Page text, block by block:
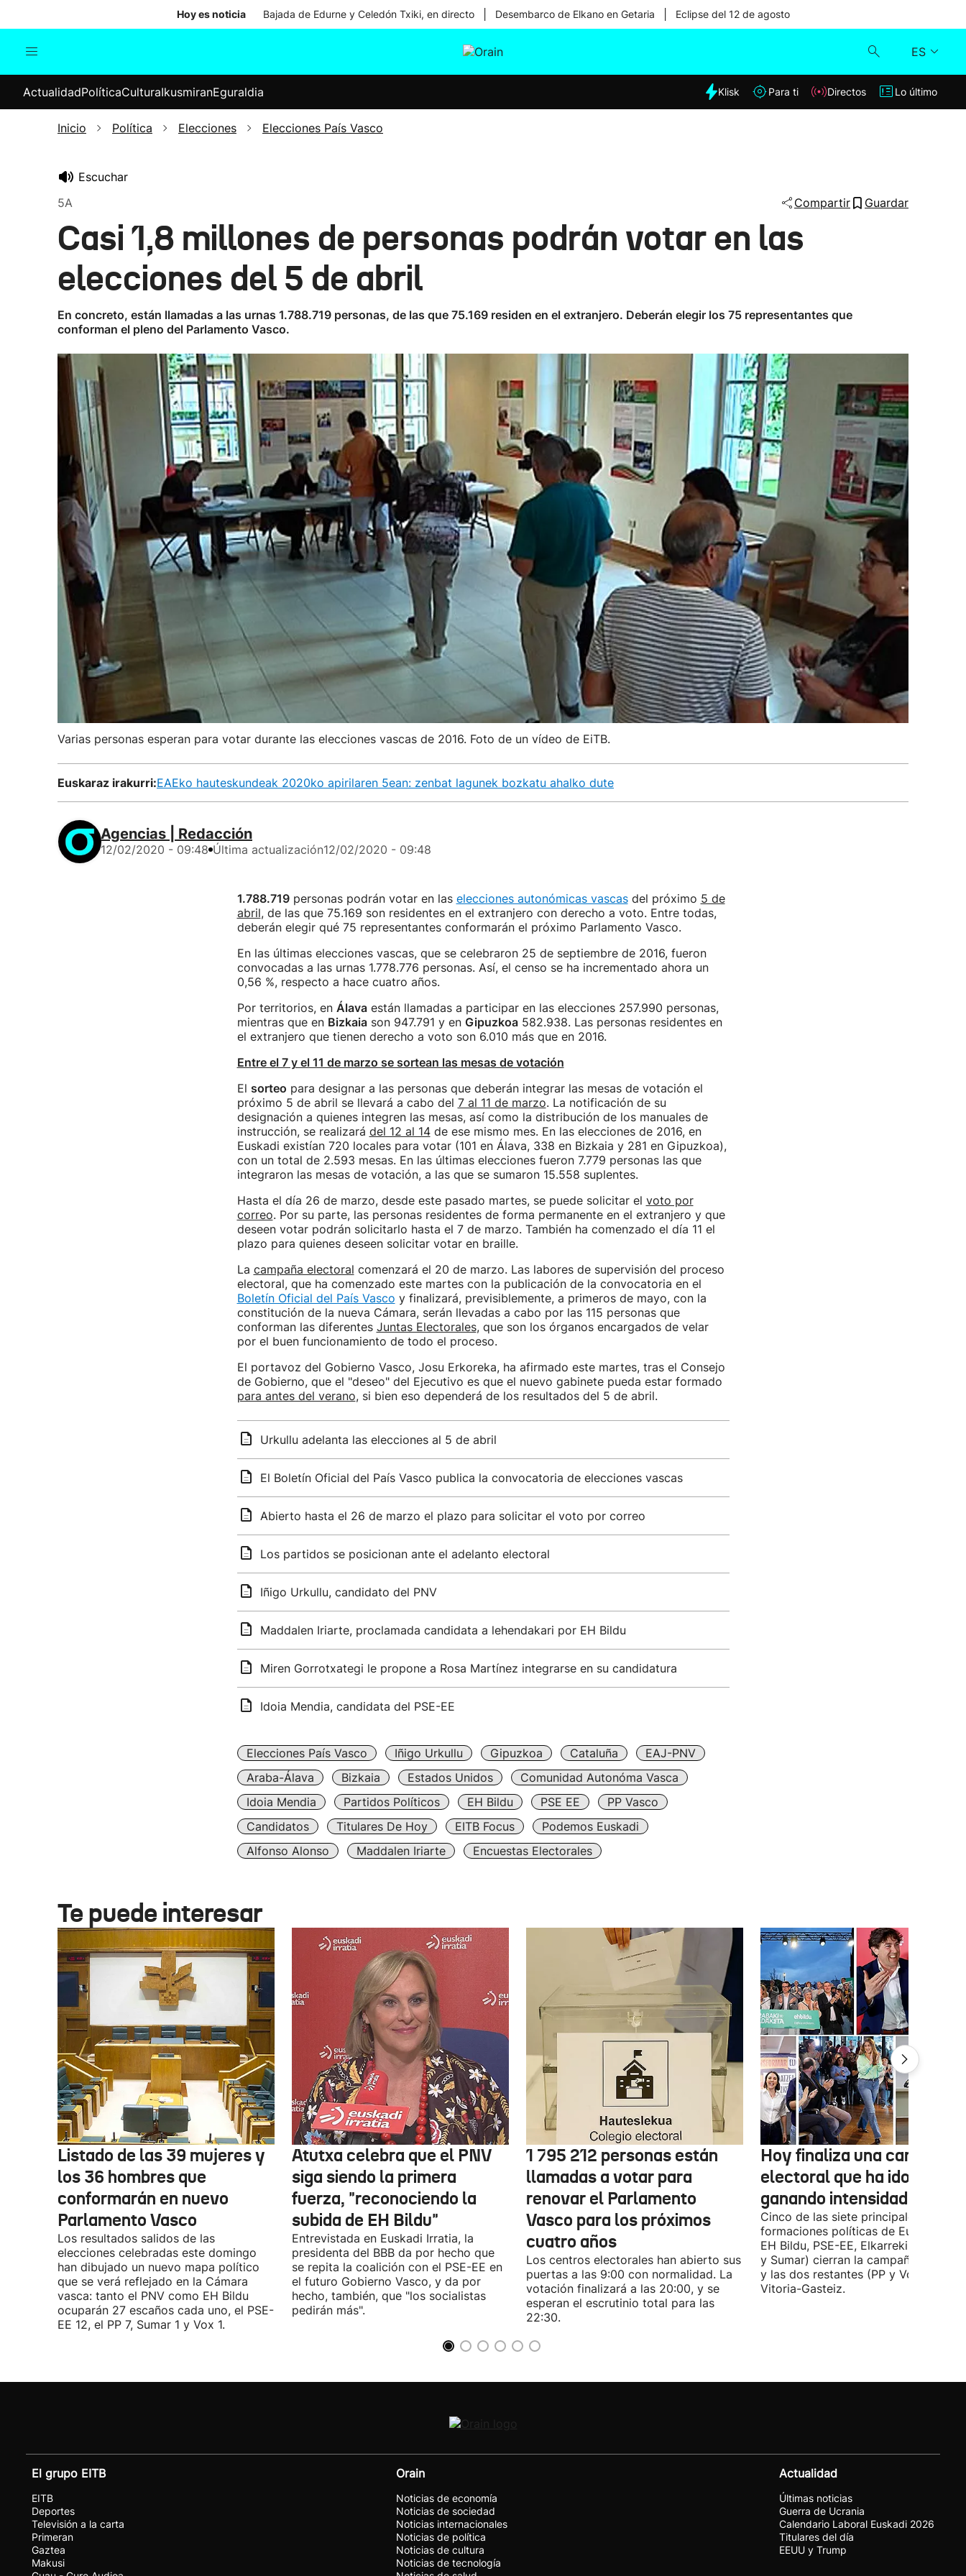
Hoy es noticia Bajada de Edurne y Celedón Txiki, en directo Desembarco de Elkano en Getaria Eclipse del 12 de agosto
ES
Internacional
Elecciones
Klisk
ActualidadPolíticaCulturaIkusmiranEguraldia Klisk Para ti Directos Lo último
Inicio Política Elecciones Elecciones País Vasco
Escuchar
5A
Compartir Guardar
Casi 1,8 millones de personas podrán votar en las
elecciones del 5 de abril
En concreto, están llamadas a las urnas 1.788.719 personas, de las que 75.169 residen en el extranjero. Deberán elegir los 75 representantes que
conforman el pleno del Parlamento Vasco.
Varias personas esperan para votar durante las elecciones vascas de 2016. Foto de un vídeo de EiTB.
Euskaraz irakurri:EAEko hauteskundeak 2020ko apirilaren 5ean: zenbat lagunek bozkatu ahalko dute
Agencias | Redacción
12/02/2020 - 09:48 Última actualización12/02/2020 - 09:48
1.788.719personas podrán votar en las elecciones autonómicas vascasdel próximo 5 de
abril, de las que 75.169 son residentes en el extranjero con derecho a voto. Entre todas,
deberán elegir qué 75 representantes conformarán el próximo Parlamento Vasco.
En las últimas elecciones vascas, que se celebraron 25 de septiembre de 2016, fueron
convocadas a las urnas 1.778.776 personas. Así, el censo se ha incrementado ahora un
0,56 %, respecto a hace cuatro años.
Por territorios, en Álavaestán llamadas a participar en las elecciones 257.990 personas,
mientras que en Bizkaiason 947.791 y en Gipuzkoa582.938. Las personas residentes en
el extranjero que tienen derecho a voto son 6.010 más que en 2016.
Entre el 7 y el 11 de marzo se sortean las mesas de votación
El sorteo para designar a las personas que deberán integrar las mesas de votación el
próximo 5 de abril se llevará a cabo del 7 al 11 de marzo. La notificación de su
designación a quienes integren las mesas, así como la distribución de los manuales de
instrucción, se realizará del 12 al 14de ese mismo mes. En las elecciones de 2016, en
Euskadi existían 720 locales para votar (101 en Álava, 338 en Bizkaia y 281 en Gipuzkoa),
con un total de 2.593 mesas. En las últimas elecciones fueron 7.779 personas las que
integraron las mesas de votación, a las que se sumaron 15.558 suplentes.
Hasta el día 26 de marzo, desde este pasado martes, se puede solicitar el voto por
correo. Por su parte, las personas residentes de forma permanente en el extranjero y que
deseen votar podrán solicitarlo hasta el 7 de marzo. También ha comenzado el día 11 el
plazo para quienes deseen solicitar votar en braille.
La campaña electoral comenzará el 20 de marzo. Las labores de supervisión del proceso
electoral, que ha comenzado este martes con la publicación de la convocatoria en el
Boletín Oficial del País Vasco y finalizará, previsiblemente, a primeros de mayo, con la
constitución de la nueva Cámara, serán llevadas a cabo por las 115 personas que
conforman las diferentes Juntas Electorales, que son los órganos encargados de velar
por el buen funcionamiento de todo el proceso.
El portavoz del Gobierno Vasco, Josu Erkoreka, ha afirmado este martes, tras el Consejo
de Gobierno, que el "deseo" del Ejecutivo es que el nuevo gabinete pueda estar formado
para antes del verano, si bien eso dependerá de los resultados del 5 de abril.
Urkullu adelanta las elecciones al 5 de abril
El Boletín Oficial del País Vasco publica la convocatoria de elecciones vascas
Abierto hasta el 26 de marzo el plazo para solicitar el voto por correo
Los partidos se posicionan ante el adelanto electoral
Iñigo Urkullu, candidato del PNV
Maddalen Iriarte, proclamada candidata a lehendakari por EH Bildu
Miren Gorrotxategi le propone a Rosa Martínez integrarse en su candidatura
Idoia Mendia, candidata del PSE-EE
Elecciones País Vasco Iñigo Urkullu Gipuzkoa Cataluña
EAJ-PNV
Araba-Álava
Bizkaia Estados Unidos
Comunidad Autonóma Vasca
Idoia Mendia
Partidos Políticos EH Bildu PSE EE
PP Vasco
Candidatos
Titulares De Hoy EITB Focus
Podemos Euskadi
Alfonso Alonso
Maddalen Iriarte Encuestas Electorales
Te puede interesar
Listado de las 39 mujeres y
los 36 hombres que
conformarán en nuevo
Parlamento Vasco
Los resultados salidos de las
elecciones celebradas este domingo
han dibujado un nuevo mapa político
que se verá reflejado en la Cámara
vasca: tanto el PNV como EH Bildu
ocuparán 27 escaños cada uno, el PSE-
EE 12, el PP 7, Sumar 1 y Vox 1.
Atutxa celebra que el PNV
siga siendo la primera
fuerza, "reconociendo la
subida de EH Bildu"
Entrevistada en Euskadi Irratia, la
presidenta del BBB da por hecho que
se repita la coalición con el PSE-EE en
el futuro Gobierno Vasco, y da por
hecho, también, que "los socialistas
pedirán más".
1 795 212 personas están
llamadas a votar para
renovar el Parlamento
Vasco para los próximos
cuatro años
Los centros electorales han abierto sus
puertas a las 9:00 con normalidad. La
votación finalizará a las 20:00, y se
esperan el escrutinio total para las
22:30.
Hoy finaliza una campaña
electoral que ha ido
ganando intensidad
Cinco de las siete principales
formaciones políticas de Euskadi
EH Bildu, PSE-EE, Elkarrekin
y Sumar) cierran la campaña en
y las dos restantes (PP y Vox) en
Vitoria-Gasteiz.
El grupo EITB
EITB
Deportes
Televisión a la carta
Primeran
Gaztea
Makusi
Orain
Noticias de economía
Noticias de sociedad
Noticias internacionales
Noticias de política
Noticias de cultura
Noticias de tecnología
Actualidad
Últimas noticias
Guerra de Ucrania
Calendario Laboral Euskadi 2026
Titulares del día
EEUU y Trump